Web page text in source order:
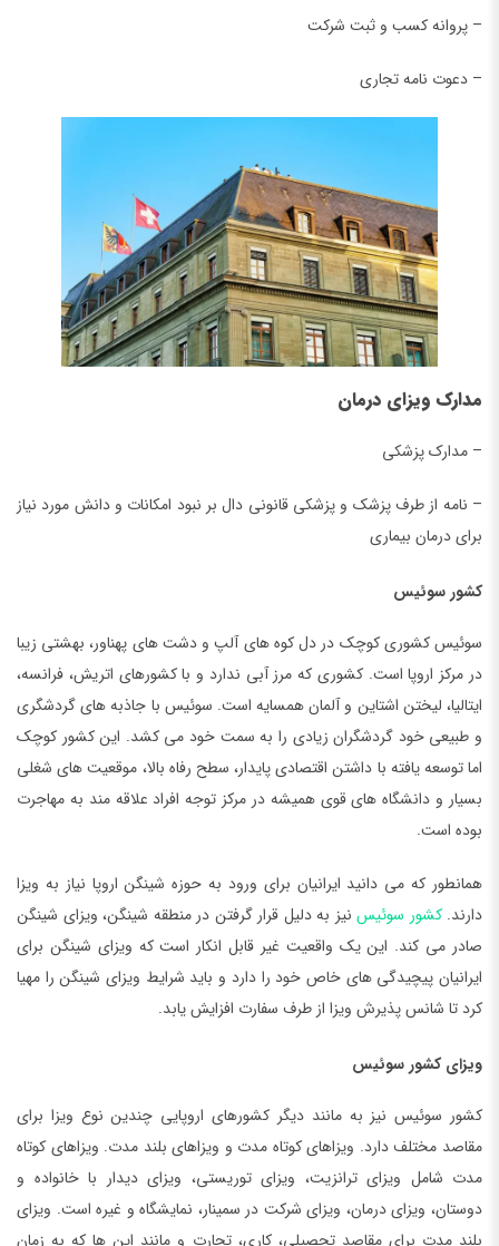
– پروانه کسب و ثبت شرکت
– دعوت نامه تجاری
مدارک ویزای درمان
– مدارک پزشکی
– نامه از طرف پزشک و پزشکی قانونی دال بر نبود امکانات و دانش مورد نیاز
برای درمان بیماری
کشور سوئیس
سوئیس کشوری کوچک در دل کوه های آلپ و دشت های پهناور، بهشتی زیبا
در مرکز اروپا است. کشوری که مرز آبی ندارد و با کشورهای اتریش، فرانسه،
ایتالیا، لیختن اشتاین و آلمان همسایه است. سوئیس با جاذبه های گردشگری
و طبیعی خود گردشگران زیادی را به سمت خود می کشد. این کشور کوچک
اما توسعه یافته با داشتن اقتصادی پایدار، سطح رفاه بالا، موقعیت های شغلی
بسیار و دانشگاه های قوی همیشه در مرکز توجه افراد علاقه مند به مهاجرت
بوده است.
همانطور که می دانید ایرانیان برای ورود به حوزه شینگن اروپا نیاز به ویزا
دارند.کشور سوئیس نیز به دلیل قرار گرفتن در منطقه شینگن، ویزای شینگن
صادر می کند. این یک واقعیت غیر قابل انکار است که ویزای شینگن برای
ایرانیان پیچیدگی های خاص خود را دارد و باید شرایط ویزای شینگن را مهیا
کرد تا شانس پذیرش ویزا از طرف سفارت افزایش یابد.
ویزای کشور سوئیس
کشور سوئیس نیز به مانند دیگر کشورهای اروپایی چندین نوع ویزا برای
مقاصد مختلف دارد. ویزاهای کوتاه مدت و ویزاهای بلند مدت. ویزاهای کوتاه
مدت شامل ویزای ترانزیت، ویزای توریستی، ویزای دیدار با خانواده و
دوستان، ویزای درمان، ویزای شرکت در سمینار، نمایشگاه و غیره است. ویزای
بلند مدت برای مقاصد تحصیلی، کاری، تجارت و مانند این ها که به زمان